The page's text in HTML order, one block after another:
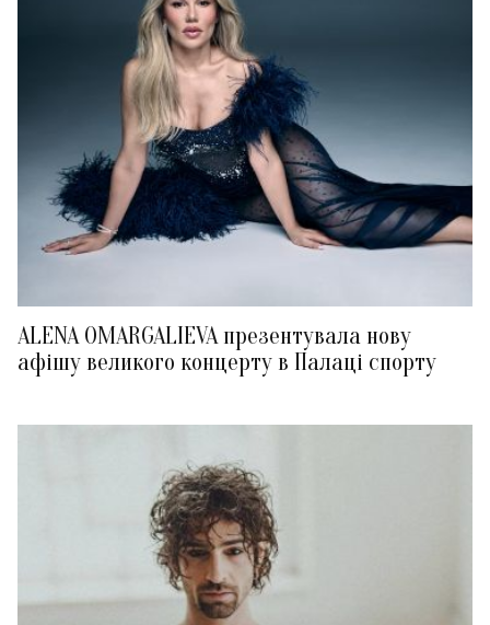
ALENA OMARGALIEVA презентувала нову
афішу великого концерту в Палаці спорту